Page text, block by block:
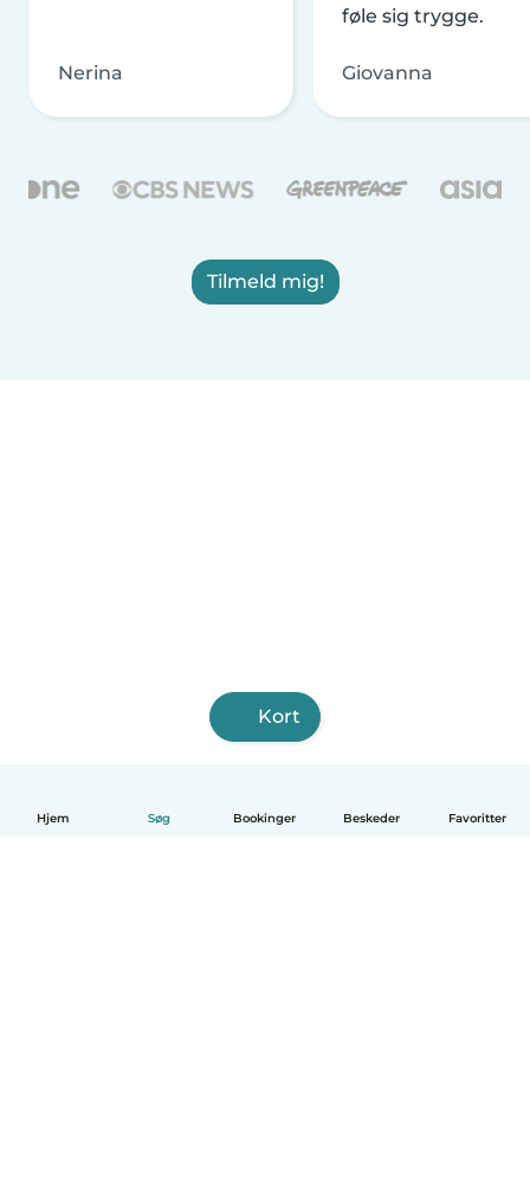
Hjem Søg Bookinger Beskeder Favoritter
Nerina
føle sig trygge.
Giovanna
Tilmeld mig!
Kort